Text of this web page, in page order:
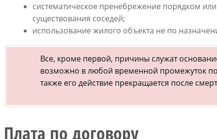
систематическое пренебрежение порядком
существования соседей;
использование жилого объекта не по
Все, кроме первой, причины служат
возможно в любой временной промежуток
также его действие прекращается после
Плата по договору